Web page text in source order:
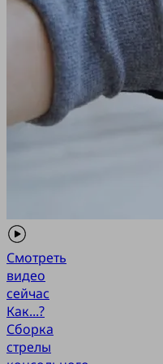
Смотреть
видео
сейчас
Как...?
Сборка
стрелы